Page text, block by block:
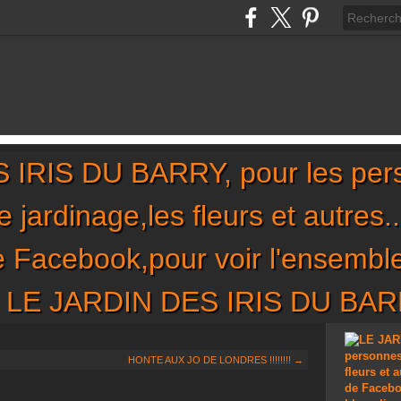
IRIS DU BARRY, pour les
jardinage,les fleurs et
Facebook,pour voir
JARDIN DES IRIS DU
HONTE AUX JO DE LONDRES !!!!!!!! →